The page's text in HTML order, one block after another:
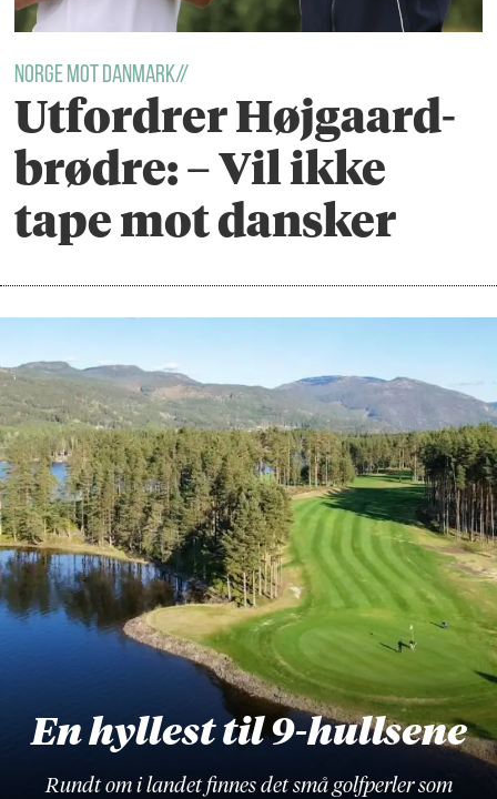
Norge mot Danmark//
Utfordrer Højgaard-
brødre: – Vil ikke
tape mot dansker
En hyllest til 9-hullsene
Rundt om i landet finnes det små golfperler som